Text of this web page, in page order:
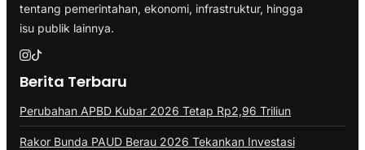
tentang pemerintahan, ekonomi, infrastruktur, hingga
isu publik lainnya.
Berita Terbaru
Perubahan APBD Kubar 2026 Tetap Rp2,96 Triliun
Rakor Bunda PAUD Berau 2026 Tekankan Investasi